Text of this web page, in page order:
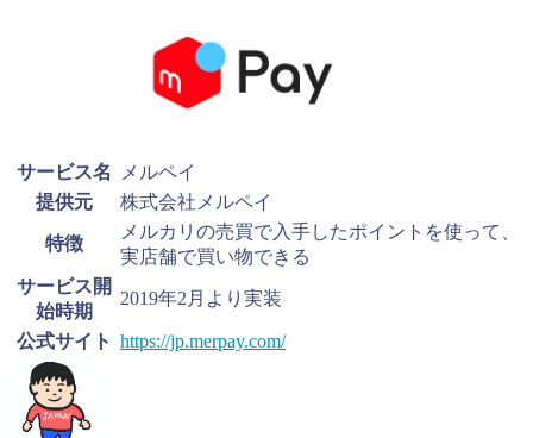
サービス名
メルペイ
提供元
株式会社メルペイ
特徴
メルカリの売買で入手したポイントを使って、
実店舗で買い物できる
サービス開
始時期
2019年2月より実装
公式サイト https://jp.merpay.com/